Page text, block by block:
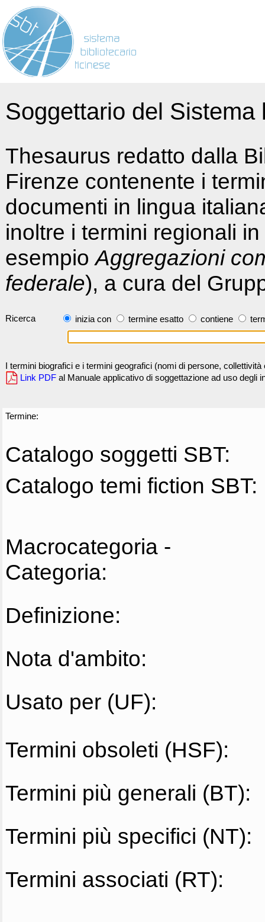
Soggettario del
Thesaurus redatto dalla
Firenze contenente i
documenti in lingua
inoltre i termini regionali
esempioAggregazioni
federale), a cura del
Ricerca inizia con termine esatto contiene
I termini biografici e i termini geografici (nomi di persone,
Link PDF al Manuale applicativo di soggettazione ad uso degli
Termine:
Catalogo soggetti SBT:
Catalogo temi fiction SBT:
Macrocategoria -
Categoria:
Definizione:
Nota d'ambito:
Usato per (UF):
Termini obsoleti (HSF):
Termini più generali (BT):
Termini più specifici (NT):
Termini associati (RT):